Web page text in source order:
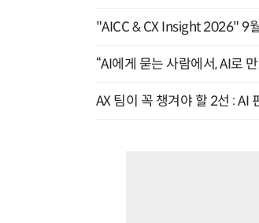
"AICC & CX Insight 2026" 9
“AI에게 묻는 사람에서, AI로
AX 팀이 꼭 챙겨야 할 2선 :